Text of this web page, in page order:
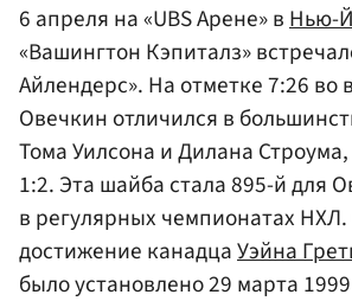
6 апреля на «UBS Арене» вНью-
«Вашингтон Кэпиталз»
Айлендерс». На отметке 7:26 во
Овечкин отличился в
Тома Уилсона и Дилана Строума,
1:2. Эта шайба стала 895-й для
в регулярных чемпионатах
достижение канадцаУэйна
было установлено 29 марта